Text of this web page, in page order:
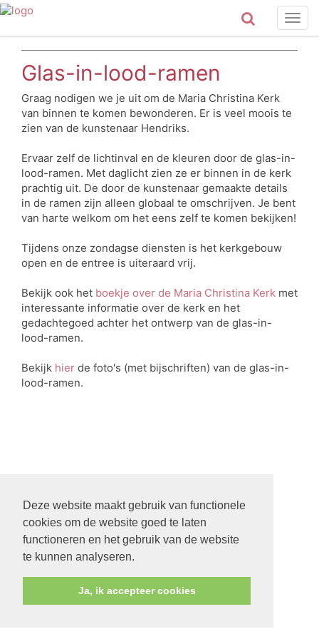
Deze website maakt gebruik van functionele
cookies om de website goed te laten
functioneren en het gebruik van de website
te kunnen analyseren.
Ja, ik accepteer cookies
Glas-in-lood-ramen
Graag nodigen we je uit om de Maria Christina Kerk
van binnen te komen bewonderen. Er is veel moois te
zien van de kunstenaar Hendriks.
Ervaar zelf de lichtinval en de kleuren door de glas-in-
lood-ramen. Met daglicht zien ze er binnen in de kerk
prachtig uit. De door de kunstenaar gemaakte details
in de ramen zijn alleen globaal te omschrijven. Je bent
van harte welkom om het eens zelf te komen bekijken!
Tijdens onze zondagse diensten is het kerkgebouw
open en de entree is uiteraard vrij.
Bekijk ook het boekje over de Maria Christina Kerk met
interessante informatie over de kerk en het
gedachtegoed achter het ontwerp van de glas-in-
lood-ramen.
Bekijk hier de foto's (met bijschriften) van de glas-in-
lood-ramen.